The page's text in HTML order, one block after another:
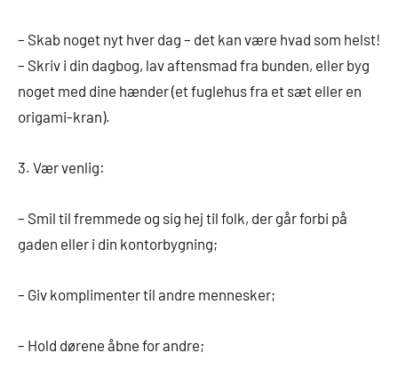
– Skab noget nyt hver dag – det kan være hvad som helst!
– Skriv i din dagbog, lav aftensmad fra bunden, eller byg
noget med dine hænder (et fuglehus fra et sæt eller en
origami-kran).
3. Vær venlig:
– Smil til fremmede og sig hej til folk, der går forbi på
gaden eller i din kontorbygning;
– Giv komplimenter til andre mennesker;
– Hold dørene åbne for andre;